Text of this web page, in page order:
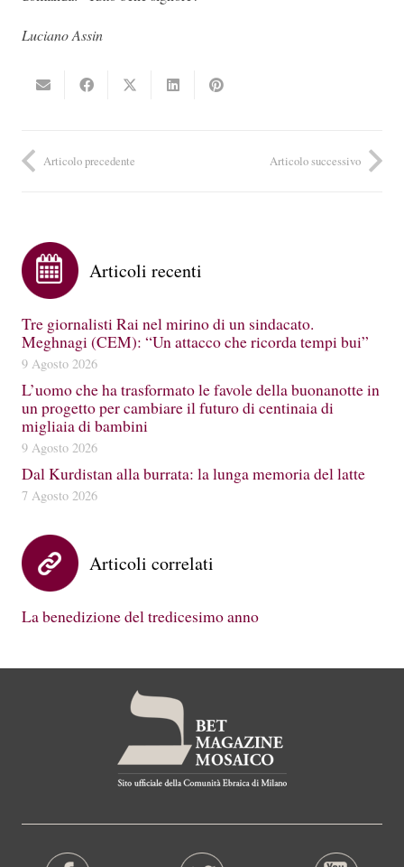
Luciano Assin
Articolo precedente Articolo successivo
Articoli recenti
Tre giornalisti Rai nel mirino di un sindacato.
Meghnagi (CEM): “Un attacco che ricorda tempi bui”
9 Agosto 2026
L’uomo che ha trasformato le favole della buonanotte in
un progetto per cambiare il futuro di centinaia di
migliaia di bambini
9 Agosto 2026
Dal Kurdistan alla burrata: la lunga memoria del latte
7 Agosto 2026
Articoli correlati
La benedizione del tredicesimo anno